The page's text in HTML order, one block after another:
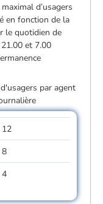
d’usagers
en fonction de la
le quotidien de
et 7.00
par agent
12
8
4